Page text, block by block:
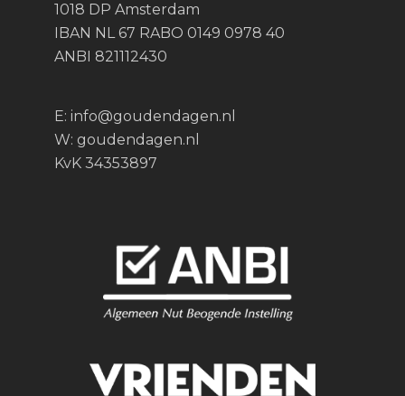
1018 DP Amsterdam
IBAN NL 67 RABO 0149 0978 40
ANBI 821112430
E: info@goudendagen.nl
W: goudendagen.nl
KvK 34353897